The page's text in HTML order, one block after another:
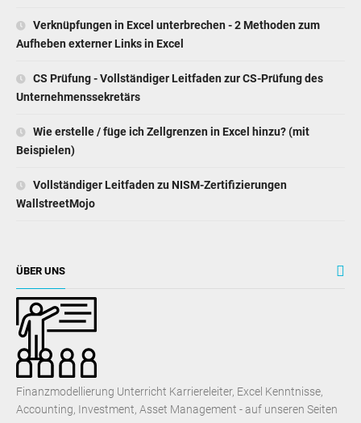
Verknüpfungen in Excel unterbrechen - 2 Methoden zum
Aufheben externer Links in Excel
CS Prüfung - Vollständiger Leitfaden zur CS-Prüfung des
Unternehmenssekretärs
Wie erstelle / füge ich Zellgrenzen in Excel hinzu? (mit
Beispielen)
Vollständiger Leitfaden zu NISM-Zertifizierungen
WallstreetMojo
ÜBER UNS
Finanzmodellierung Unterricht Karriereleiter, Excel Kenntnisse,
Accounting, Investment, Asset Management - auf unseren Seiten